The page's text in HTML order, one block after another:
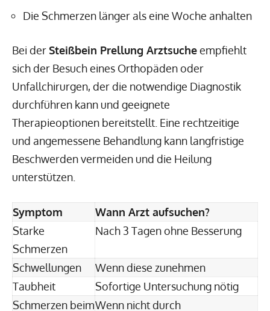
Die Schmerzen länger als eine Woche anhalten
Bei der Steißbein Prellung Arztsucheempfiehlt
sich der Besuch eines Orthopäden oder
Unfallchirurgen, der die notwendige Diagnostik
durchführen kann und geeignete
Therapieoptionen bereitstellt. Eine rechtzeitige
und angemessene Behandlung kann langfristige
Beschwerden vermeiden und die Heilung
unterstützen.
Symptom
Wann Arzt aufsuchen?
Starke
Schmerzen
Nach 3 Tagen ohne Besserung
Schwellungen
Wenn diese zunehmen
Taubheit
Sofortige Untersuchung nötig
Schmerzen beimWenn nicht durch